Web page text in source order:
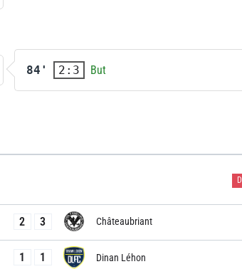
84' 2:3 But
D
2 3 Châteaubriant
1 1 Dinan Léhon